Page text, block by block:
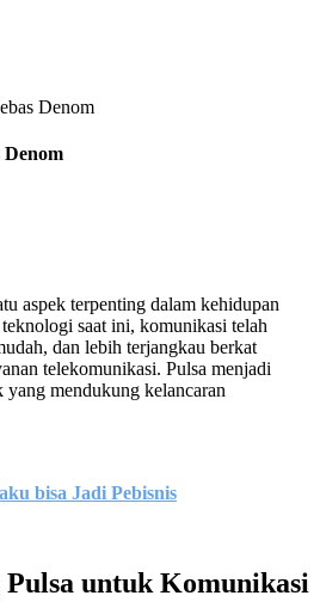
Denom
Denom
aspek terpenting dalam kehidupan
saat ini, komunikasi telah
dan lebih terjangkau berkat
telekomunikasi. Pulsa menjadi
yang mendukung kelancaran
bisa Jadi Pebisnis
Pulsa untuk Komunikasi